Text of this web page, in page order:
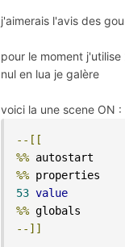
j'aimerais l'avis des
pour le moment
nul en lua je galère
voici la une scene ON :
--[[
%%
%%
53 value
%%
--]]